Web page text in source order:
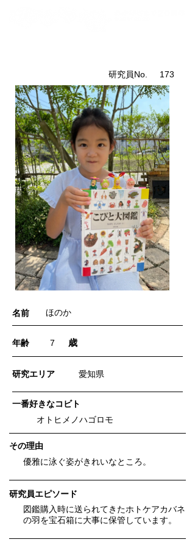
​研究員No. 173
名前 ほのか
年齢 7 歳
​研究エリア 愛知県
一番好きなコビト
オトヒメノハゴロモ
​その理由
優雅に泳ぐ姿がきれいなところ。
研究員エピソード
図鑑購入時に送られてきたホトケアカバネ
の羽を宝石箱に大事に保管しています。